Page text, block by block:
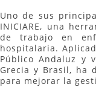
Uno de sus
INICIARE, una
de trabajo en
hospitalaria.
Público Andaluz y
Grecia y Brasil, ha
para mejorar la